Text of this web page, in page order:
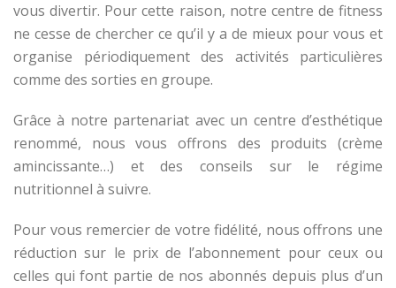
vous divertir. Pour cette raison, notre centre de fitness
ne cesse de chercher ce qu’il y a de mieux pour vous et
organise périodiquement des activités particulières
comme des sorties en groupe.
Grâce à notre partenariat avec un centre d’esthétique
renommé, nous vous offrons des produits (crème
amincissante…) et des conseils sur le régime
nutritionnel à suivre.
Pour vous remercier de votre fidélité, nous offrons une
réduction sur le prix de l’abonnement pour ceux ou
celles qui font partie de nos abonnés depuis plus d’un